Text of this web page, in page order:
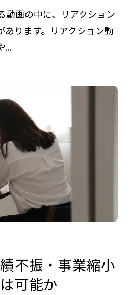
動画の中に、リアクション
あります。リアクション動
...
不振・事業縮小
可能か